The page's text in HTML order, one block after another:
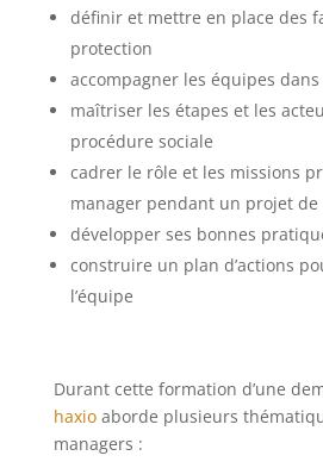
définir et mettre en place des
protection
accompagner les équipes
maîtriser les étapes et les
procédure sociale
cadrer le rôle et les missions
manager pendant un projet
développer ses bonnes
construire un plan d’actions
l’équipe
Durant cette formation d’une
haxioaborde plusieurs
managers :